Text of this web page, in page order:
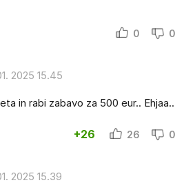
0 0
2025 15.45
in rabi zabavo za 500 eur.. Ehjaa..
+26 26 0
2025 15.39